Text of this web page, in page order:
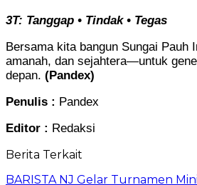
3T: Tanggap • Tindak • Tegas
Bersama kita bangun Sungai Pauh
amanah, dan sejahtera—untuk
depan. (Pandex)
Penulis : Pandex
Editor : Redaksi
Berita Terkait
BARISTA NJ Gelar Turnamen